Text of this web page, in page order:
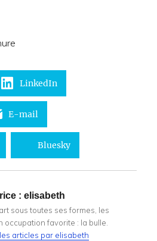
LinkedIn
E-mail
Bluesky
: elisabeth
sous toutes ses formes, les
occupation favorite : la bulle.
articles par elisabeth